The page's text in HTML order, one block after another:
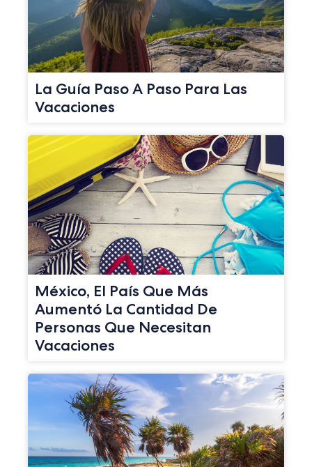
La Guía Paso A Paso Para Las
Vacaciones
México, El País Que Más
Aumentó La Cantidad De
Personas Que Necesitan
Vacaciones